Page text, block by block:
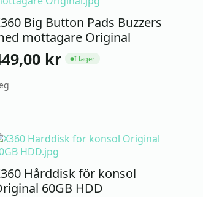
Big Button Pads Buzzers
mottagare Original
kr ●I lager
Hårddisk för konsol
60GB HDD